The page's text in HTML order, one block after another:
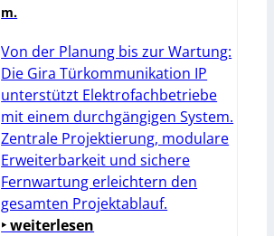
m.
Von der Planung bis zur Wartung:
Die Gira Türkommunikation IP
unterstützt Elektrofachbetriebe
mit einem durchgängigen System.
Zentrale Projektierung, modulare
Erweiterbarkeit und sichere
Fernwartung erleichtern den
gesamten Projektablauf.
‣ weiterlesen